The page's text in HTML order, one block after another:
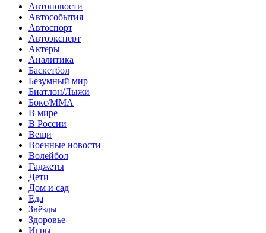
Автоновости
Автособытия
Автоспорт
Автоэксперт
Актеры
Аналитика
Баскетбол
Безумный мир
Биатлон/Лыжи
Бокс/MMA
В мире
В России
Вещи
Военные новости
Волейбол
Гаджеты
Дети
Дом и сад
Еда
Звёзды
Здоровье
Игры